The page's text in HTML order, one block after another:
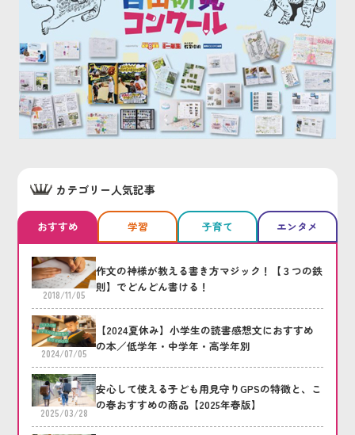
カテゴリー人気記事
おすすめ 学習 子育て エンタメ
2018/11/05
作文の神様が教える書き方マジック！【３つの鉄
則】でどんどん書ける！
2024/07/05
【2024夏休み】小学生の読書感想文におすすめ
の本／低学年・中学年・高学年別
2025/03/28
安心して使える子ども用見守りGPSの特徴と、こ
の春おすすめの商品【2025年春版】